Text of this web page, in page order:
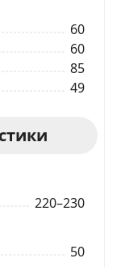
60
60
85
49
220–230
50